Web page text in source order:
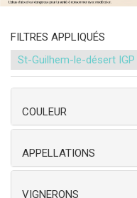
FILTRES APPLIQUÉS
St-Guilhem-le-désert IGP
COULEUR
APPELLATIONS
VIGNERONS